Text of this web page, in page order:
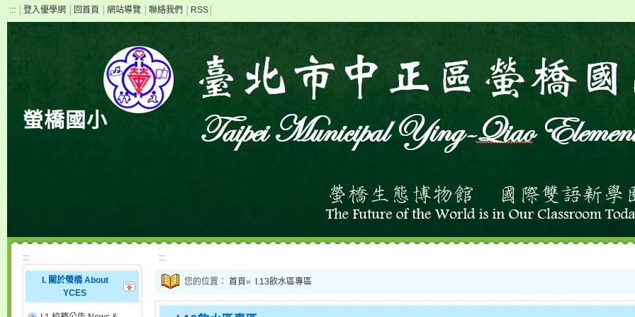
::: 登入優學網 回首頁 網站導覽 聯絡我們 RSS
螢橋國小
:::
I. 關於螢橋 About
YCES
:::
您的位置： 首頁» I.13飲水區專區